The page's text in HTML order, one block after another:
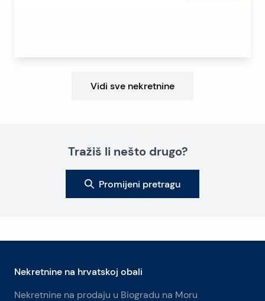
Vidi sve nekretnine
Tražiš li nešto drugo?
Promijeni pretragu
Nekretnine na hrvatskoj obali
Nekretnine na prodaju u Biogradu na Moru